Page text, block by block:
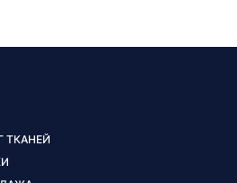
ТКАНЕЙ